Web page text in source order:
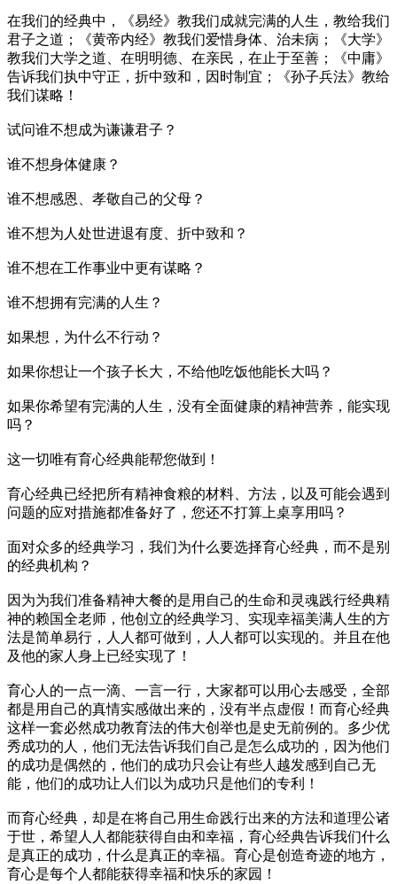
在我们的经典中，《易经》教我们成就完满的人生，教给我们
君子之道；《黄帝内经》教我们爱惜身体、治未病；《大学》
教我们大学之道、在明明德、在亲民，在止于至善；《中庸》
告诉我们执中守正，折中致和，因时制宜；《孙子兵法》教给
我们谋略！
试问谁不想成为谦谦君子？
谁不想身体健康？
谁不想感恩、孝敬自己的父母？
谁不想为人处世进退有度、折中致和？
谁不想在工作事业中更有谋略？
谁不想拥有完满的人生？
如果想，为什么不行动？
如果你想让一个孩子长大，不给他吃饭他能长大吗？
如果你希望有完满的人生，没有全面健康的精神营养，能实现
吗？
这一切唯有育心经典能帮您做到！
育心经典已经把所有精神食粮的材料、方法，以及可能会遇到
问题的应对措施都准备好了，您还不打算上桌享用吗？
面对众多的经典学习，我们为什么要选择育心经典，而不是别
的经典机构？
因为为我们准备精神大餐的是用自己的生命和灵魂践行经典精
神的赖国全老师，他创立的经典学习、实现幸福美满人生的方
法是简单易行，人人都可做到，人人都可以实现的。并且在他
及他的家人身上已经实现了！
育心人的一点一滴、一言一行，大家都可以用心去感受，全部
都是用自己的真情实感做出来的，没有半点虚假！而育心经典
这样一套必然成功教育法的伟大创举也是史无前例的。多少优
秀成功的人，他们无法告诉我们自己是怎么成功的，因为他们
的成功是偶然的，他们的成功只会让有些人越发感到自己无
能，他们的成功让人们以为成功只是他们的专利！
而育心经典，却是在将自己用生命践行出来的方法和道理公诸
于世，希望人人都能获得自由和幸福，育心经典告诉我们什么
是真正的成功，什么是真正的幸福。育心是创造奇迹的地方，
育心是每个人都能获得幸福和快乐的家园！